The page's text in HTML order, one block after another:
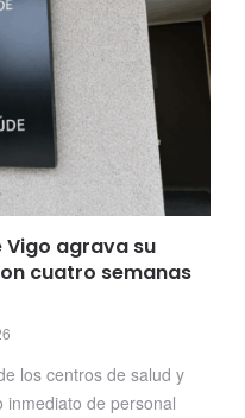
Vigo agrava su
cuatro semanas
los centros de salud y
inmediato de personal